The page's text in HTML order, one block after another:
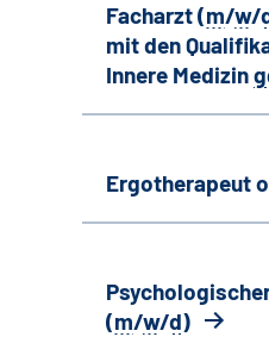
Facharzt (m/w/
mit den
Innere Medizin
Ergotherapeut
(m/w/d)